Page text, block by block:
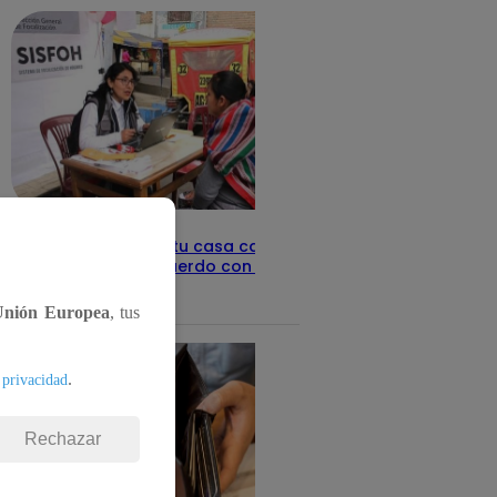
Revisa con tu DNI si tu casa califica
como pobre, de acuerdo con el Sisfoh
Europea, tus
.
Rechazar